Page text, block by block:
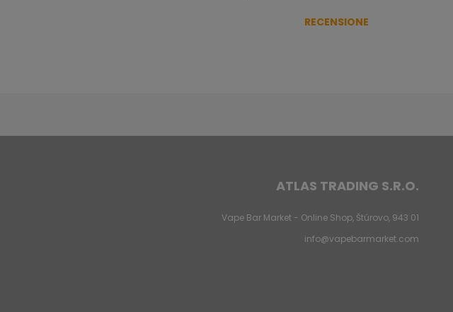
RECENSIONE
ATLAS TRADING S.R.O.
Vape Bar Market - Online Shop, Štúrovo, 943 01
info@vapebarmarket.com